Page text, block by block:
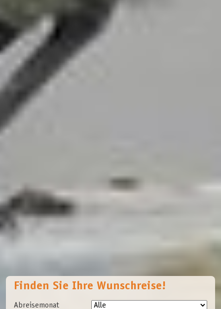
Finden Sie Ihre Wunschreise!
Abreisemonat